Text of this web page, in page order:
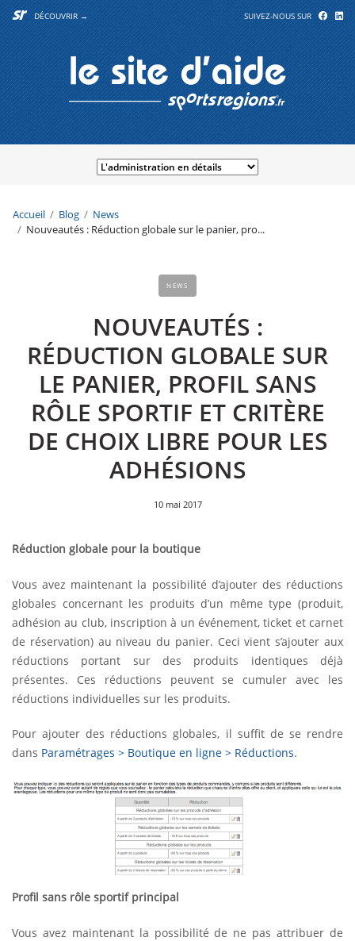
DÉCOUVRIR → SUIVEZ-NOUS SUR
Accueil Blog
News
Nouveautés : Réduction globale sur le panier, pro...
NEWS
NOUVEAUTÉS :
RÉDUCTION GLOBALE SUR
LE PANIER, PROFIL SANS
RÔLE SPORTIF ET CRITÈRE
DE CHOIX LIBRE POUR LES
ADHÉSIONS
10 mai 2017
Réduction globale pour la boutique
Vous avez maintenant la possibilité d’ajouter des réductions
globales concernant les produits d’un même type (produit,
adhésion au club, inscription à un événement, ticket et carnet
de réservation) au niveau du panier. Ceci vient s’ajouter aux
réductions portant sur des produits identiques déjà
présentes. Ces réductions peuvent se cumuler avec les
réductions individuelles sur les produits.
Pour ajouter des réductions globales, il suffit de se rendre
dans Paramétrages > Boutique en ligne > Réductions.
Profil sans rôle sportif principal
Vous avez maintenant la possibilité de ne pas attribuer de